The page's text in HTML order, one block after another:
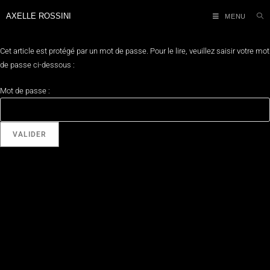
AXELLE ROSSINI MENU
Cet article est protégé par un mot de passe. Pour le lire, veuillez saisir votre mot
de passe ci-dessous :
Mot de passe :